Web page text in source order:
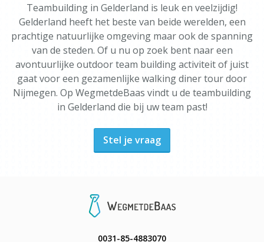
Teambuilding in Gelderland is leuk en veelzijdig!
Gelderland heeft het beste van beide werelden, een
prachtige natuurlijke omgeving maar ook de spanning
van de steden. Of u nu op zoek bent naar een
avontuurlijke outdoor team building activiteit of juist
gaat voor een gezamenlijke walking diner tour door
Nijmegen. Op WegmetdeBaas vindt u de teambuilding
in Gelderland die bij uw team past!
Stel je vraag
0031-85-4883070